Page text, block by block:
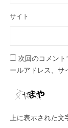
サイト
次回のコメン
ールアドレス、サ
上に表示された文